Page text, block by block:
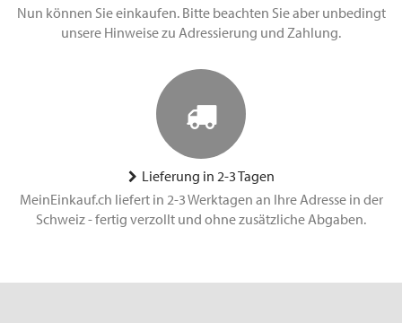
Nun können Sie einkaufen. Bitte beachten Sie aber unbedingt
unsere Hinweise zu Adressierung und Zahlung.
Lieferung in 2-3 Tagen
MeinEinkauf.ch liefert in 2-3 Werktagen an Ihre Adresse in der
Schweiz - fertig verzollt und ohne zusätzliche Abgaben.